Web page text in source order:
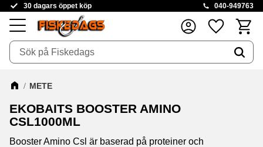
Meny
30 dagars öppet köp 040-949763
Favoriter
METE
EKOBAITS BOOSTER AMINO
CSL1000ML
Booster Amino Csl är baserad på proteiner och